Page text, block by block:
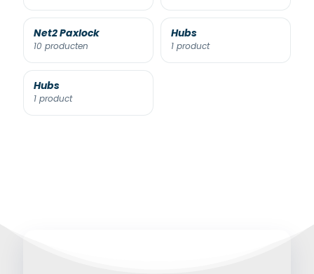
Net2 Paxlock
10 producten
Hubs
1 product
Hubs
1 product